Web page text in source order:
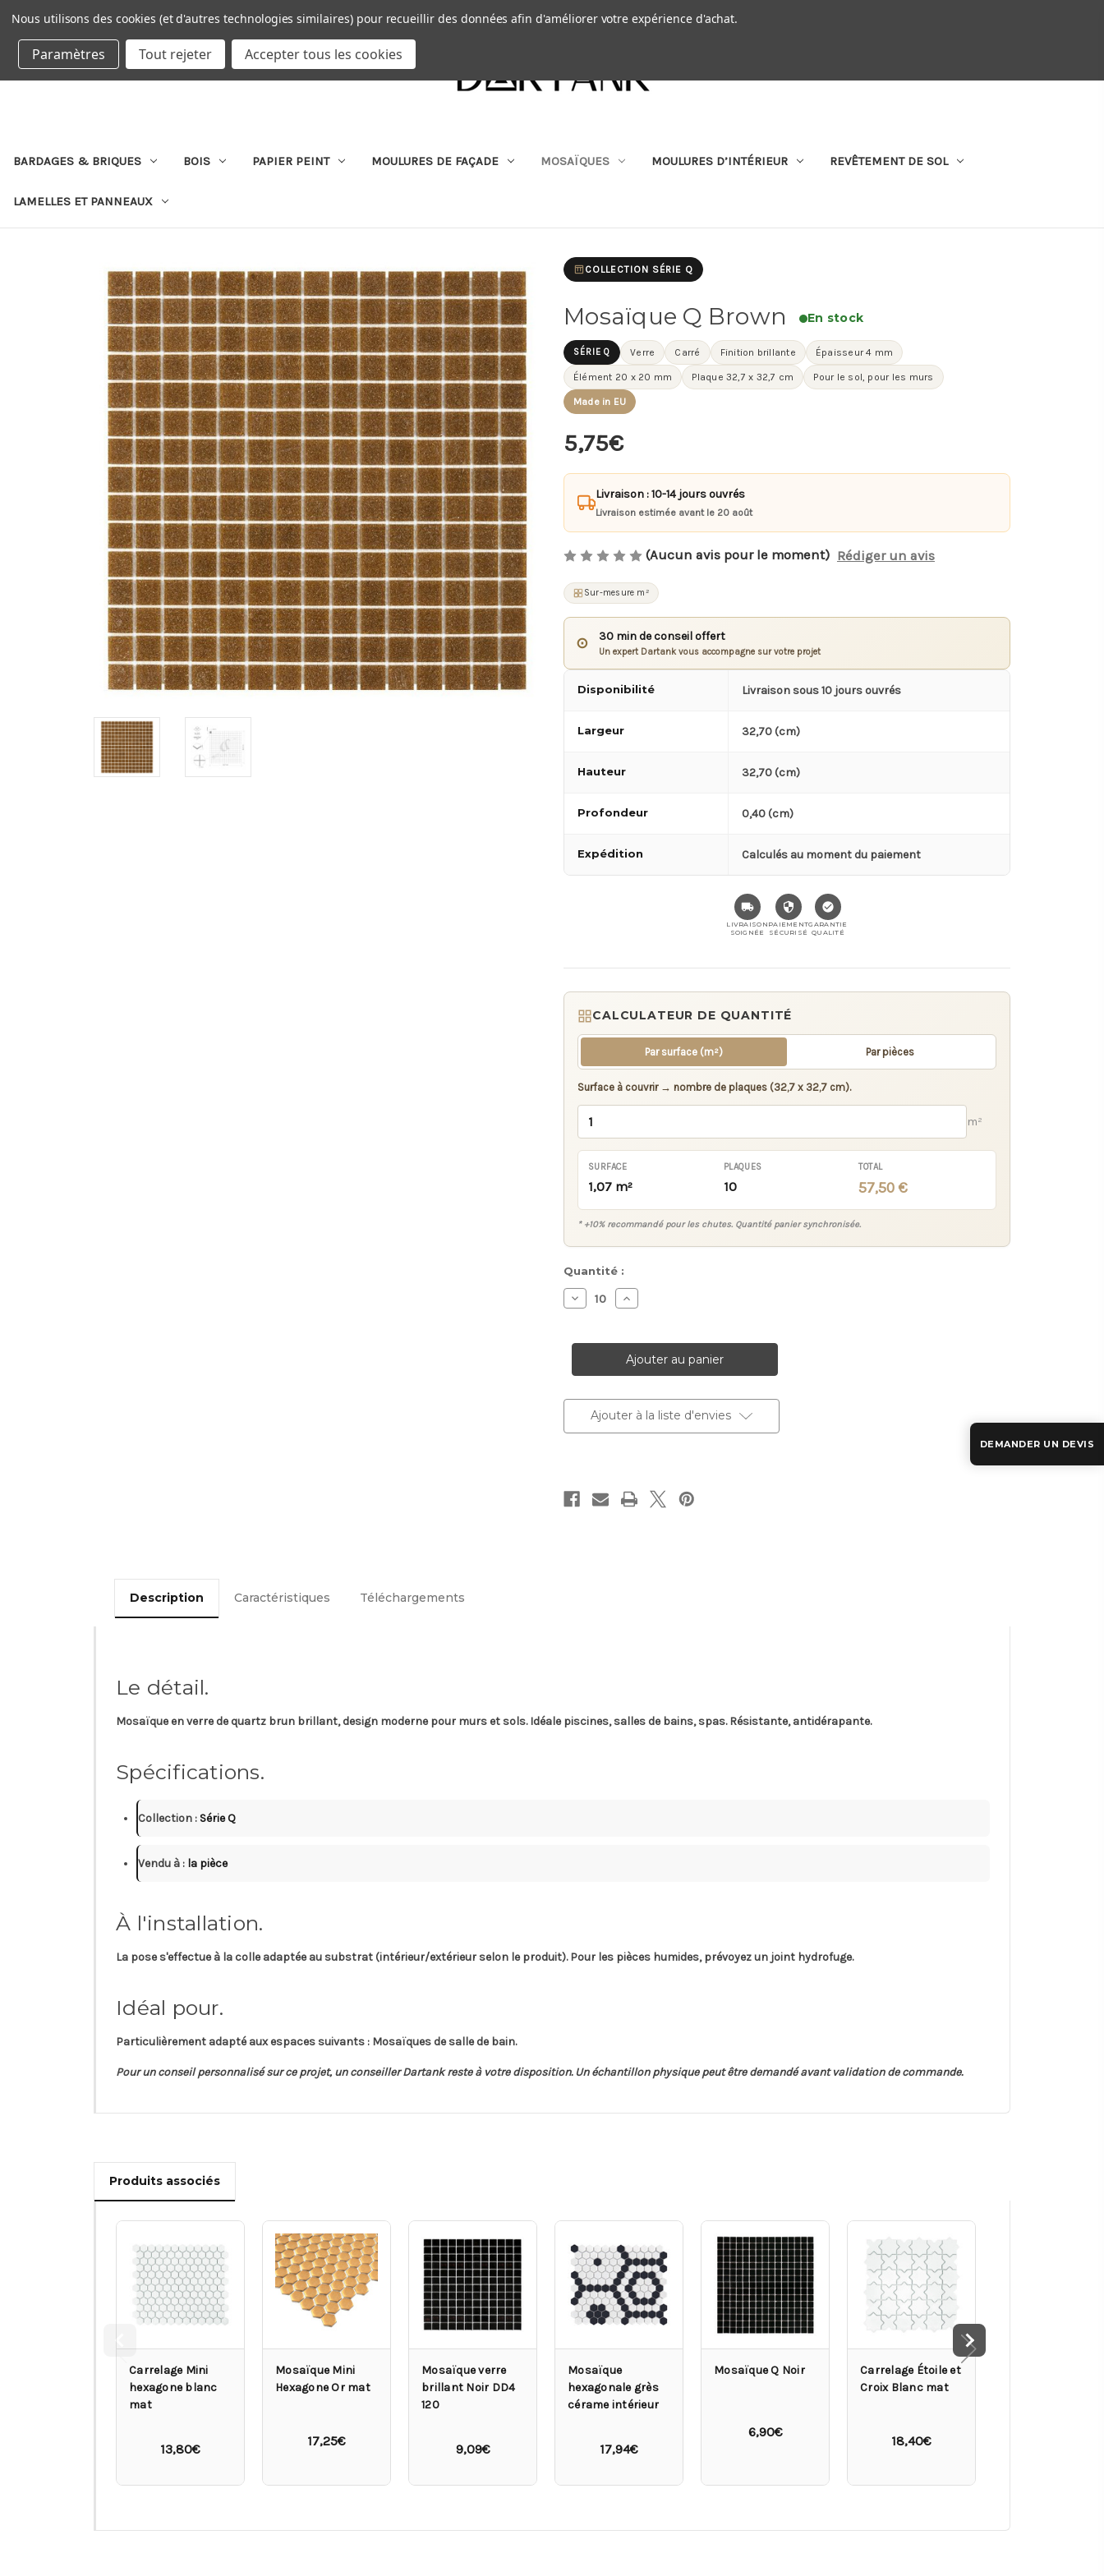
DEVISE : EUR
| RECHERCHER QUI SOMMES-NOUS
BARDAGES & BRIQUES BOIS PAPIER PEINT MOULURES DE FAÇADE MOSAÏQUES MOULURES D’INTÉRIEUR REVÊTEMENT DE SOL
LAMELLES ET PANNEAUX
COLLECTION SÉRIE Q
Mosaïque Q Brown En stock
SÉRIE Q Verre Carré Finition brillante Épaisseur 4 mm
Élément 20 x 20 mm Plaque 32,7 x 32,7 cm Pour le sol, pour les murs
Made in EU
5,75€
Livraison : 10-14 jours ouvrés
Livraison estimée avant le 20 août
(Aucun avis pour le moment) Rédiger un avis
Sur-mesure m²
⊙ 30 min de conseil offert
Un expert Dartank vous accompagne sur votre projet
Disponibilité Livraison sous 10 jours ouvrés
Largeur 32,70 (cm)
Hauteur 32,70 (cm)
Profondeur 0,40 (cm)
Expédition Calculés au moment du paiement
LIVRAISON
SOIGNÉE
PAIEMENT
SÉCURISÉ
GARANTIE
QUALITÉ
CALCULATEUR DE QUANTITÉ
Par surface (m²) Par pièces
Surface à couvrir → nombre de plaques (32,7 x 32,7 cm).
m²
SURFACE
1,07 m²
PLAQUES
10
TOTAL
57,50 €
* +10% recommandé pour les chutes. Quantité panier synchronisée.
Stock
actuel :
Quantité :
Diminuer
la
Mosaïque
Augmenter
la
Mosaïque
Q
Brown
Ajouter à la liste d'envies
Description Caractéristiques Téléchargements
Le détail.
Mosaïque en verre de quartz brun brillant, design moderne pour murs et sols. Idéale piscines, salles de bains, spas. Résistante, antidérapante.
Spécifications.
Collection : Série Q
Vendu à : la pièce
À l'installation.
La pose s'effectue à la colle adaptée au substrat (intérieur/extérieur selon le produit). Pour les pièces humides, prévoyez un joint hydrofuge.
Idéal pour.
Particulièrement adapté aux espaces suivants : Mosaïques de salle de bain.
Pour un conseil personnalisé sur ce projet, un conseiller Dartank reste à votre disposition. Un échantillon physique peut être demandé avant validation de commande.
Produits associés
Carrelage Mini
hexagone blanc
mat
13,80€
Mosaïque Mini
Hexagone Or mat
17,25€
Mosaïque verre
brillant Noir DD4
120
9,09€
Mosaïque
hexagonale grès
cérame intérieur
17,94€
Mosaïque Q Noir
6,90€
Carrelage Étoile et
Croix Blanc mat
18,40€
Nous utilisons des cookies (et d'autres technologies similaires) pour recueillir des données afin d'améliorer votre expérience d'achat.
Paramètres Tout rejeter Accepter tous les cookies
DEMANDER UN DEVIS